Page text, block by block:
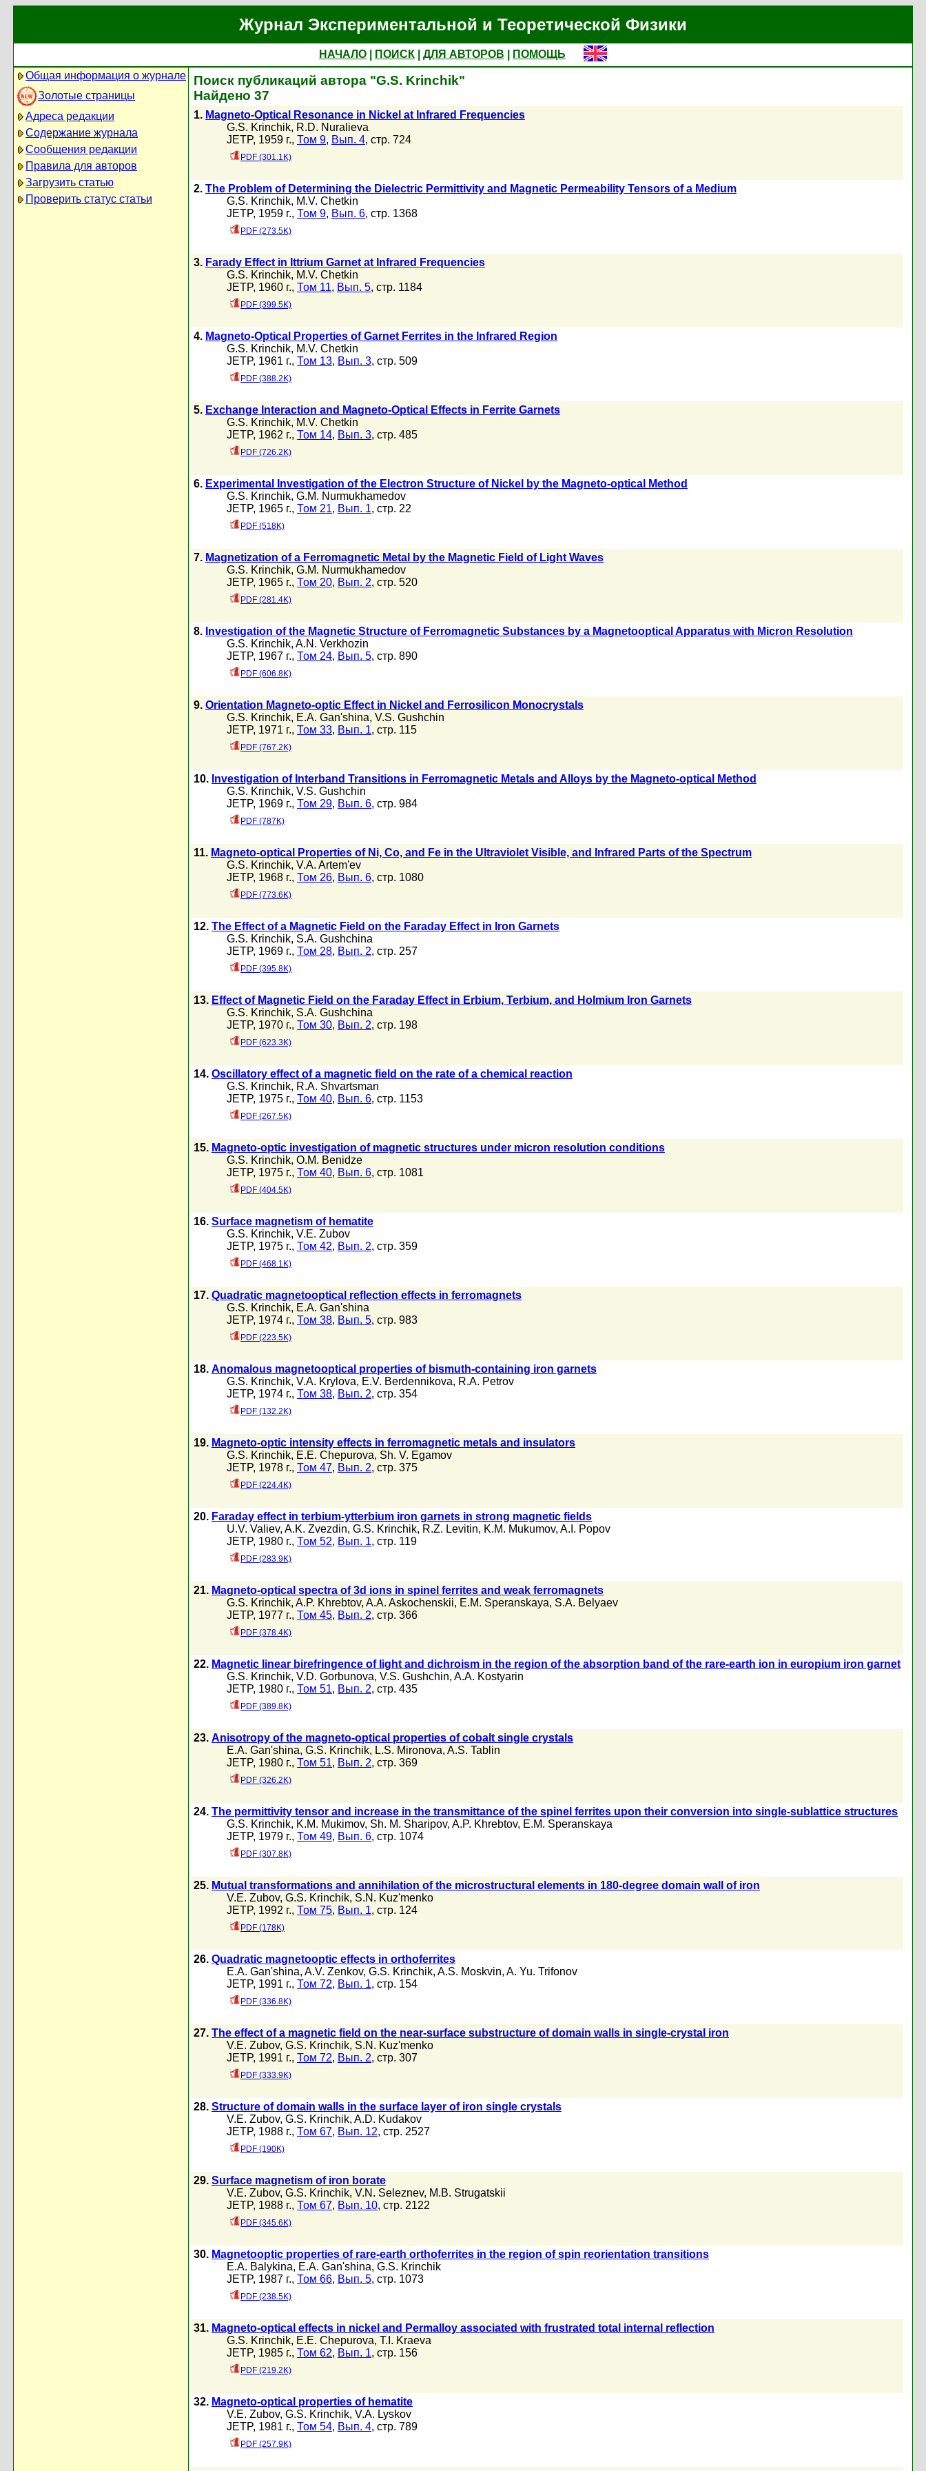
Журнал Экспериментальной и Теоретической Физики
НАЧАЛО ПОИСК ДЛЯ АВТОРОВ
ПОМОЩЬ
Общая информация о журнале
Золотые страницы
Адреса редакции
Содержание журнала
Сообщения редакции
Правила для авторов
Загрузить статью
Проверить статус статьи
Поиск публикаций автора "G.S. Krinchik"
Найдено 37
1. Magneto-Optical Resonance in Nickel at Infrared Frequencies
G.S. Krinchik, R.D. Nuralieva
JETP, 1959 г., Том 9, Вып. 4, стр. 724
PDF (301.1K)
2. The Problem of Determining the Dielectric Permittivity and Magnetic Permeability Tensors of a Medium
G.S. Krinchik, M.V. Chetkin
JETP, 1959 г., Том 9, Вып. 6, стр. 1368
PDF (273.5K)
3. Farady Effect in Ittrium Garnet at Infrared Frequencies
G.S. Krinchik, M.V. Chetkin
JETP, 1960 г., Том 11, Вып. 5, стр. 1184
PDF (399.5K)
4. Magneto-Optical Properties of Garnet Ferrites in the Infrared Region
G.S. Krinchik, M.V. Chetkin
JETP, 1961 г., Том 13, Вып. 3, стр. 509
PDF (388.2K)
5. Exchange Interaction and Magneto-Optical Effects in Ferrite Garnets
G.S. Krinchik, M.V. Chetkin
JETP, 1962 г., Том 14, Вып. 3, стр. 485
PDF (726.2K)
6. Experimental Investigation of the Electron Structure of Nickel by the Magneto-optical Method
G.S. Krinchik, G.M. Nurmukhamedov
JETP, 1965 г., Том 21, Вып. 1, стр. 22
PDF (518K)
7. Magnetization of a Ferromagnetic Metal by the Magnetic Field of Light Waves
G.S. Krinchik, G.M. Nurmukhamedov
JETP, 1965 г., Том 20, Вып. 2, стр. 520
PDF (281.4K)
8. Investigation of the Magnetic Structure of Ferromagnetic Substances by a Magnetooptical Apparatus with Micron Resolution
G.S. Krinchik, A.N. Verkhozin
JETP, 1967 г., Том 24, Вып. 5, стр. 890
PDF (606.8K)
9. Orientation Magneto-optic Effect in Nickel and Ferrosilicon Monocrystals
G.S. Krinchik, E.A. Gan'shina, V.S. Gushchin
JETP, 1971 г., Том 33, Вып. 1, стр. 115
PDF (767.2K)
10. Investigation of Interband Transitions in Ferromagnetic Metals and Alloys by the Magneto-optical Method
G.S. Krinchik, V.S. Gushchin
JETP, 1969 г., Том 29, Вып. 6, стр. 984
PDF (787K)
11. Magneto-optical Properties of Ni, Co, and Fe in the Ultraviolet Visible, and Infrared Parts of the Spectrum
G.S. Krinchik, V.A. Artem'ev
JETP, 1968 г., Том 26, Вып. 6, стр. 1080
PDF (773.6K)
12. The Effect of a Magnetic Field on the Faraday Effect in Iron Garnets
G.S. Krinchik, S.A. Gushchina
JETP, 1969 г., Том 28, Вып. 2, стр. 257
PDF (395.8K)
13. Effect of Magnetic Field on the Faraday Effect in Erbium, Terbium, and Holmium Iron Garnets
G.S. Krinchik, S.A. Gushchina
JETP, 1970 г., Том 30, Вып. 2, стр. 198
PDF (623.3K)
14. Oscillatory effect of a magnetic field on the rate of a chemical reaction
G.S. Krinchik, R.A. Shvartsman
JETP, 1975 г., Том 40, Вып. 6, стр. 1153
PDF (267.5K)
15. Magneto-optic investigation of magnetic structures under micron resolution conditions
G.S. Krinchik, O.M. Benidze
JETP, 1975 г., Том 40, Вып. 6, стр. 1081
PDF (404.5K)
16. Surface magnetism of hematite
G.S. Krinchik, V.E. Zubov
JETP, 1975 г., Том 42, Вып. 2, стр. 359
PDF (468.1K)
17. Quadratic magnetooptical reflection effects in ferromagnets
G.S. Krinchik, E.A. Gan'shina
JETP, 1974 г., Том 38, Вып. 5, стр. 983
PDF (223.5K)
18. Anomalous magnetooptical properties of bismuth-containing iron garnets
G.S. Krinchik, V.A. Krylova, E.V. Berdennikova, R.A. Petrov
JETP, 1974 г., Том 38, Вып. 2, стр. 354
PDF (132.2K)
19. Magneto-optic intensity effects in ferromagnetic metals and insulators
G.S. Krinchik, E.E. Chepurova, Sh. V. Egamov
JETP, 1978 г., Том 47, Вып. 2, стр. 375
PDF (224.4K)
20. Faraday effect in terbium-ytterbium iron garnets in strong magnetic fields
U.V. Valiev, A.K. Zvezdin, G.S. Krinchik, R.Z. Levitin, K.M. Mukumov, A.I. Popov
JETP, 1980 г., Том 52, Вып. 1, стр. 119
PDF (283.9K)
21. Magneto-optical spectra of 3d ions in spinel ferrites and weak ferromagnets
G.S. Krinchik, A.P. Khrebtov, A.A. Askochenskii, E.M. Speranskaya, S.A. Belyaev
JETP, 1977 г., Том 45, Вып. 2, стр. 366
PDF (378.4K)
22. Magnetic Iinear birefringence of light and dichroism in the region of the absorption band of the rare-earth ion in europium iron garnet
G.S. Krinchik, V.D. Gorbunova, V.S. Gushchin, A.A. Kostyarin
JETP, 1980 г., Том 51, Вып. 2, стр. 435
PDF (389.8K)
23. Anisotropy of the magneto-optical properties of cobalt single crystals
E.A. Gan'shina, G.S. Krinchik, L.S. Mironova, A.S. Tablin
JETP, 1980 г., Том 51, Вып. 2, стр. 369
PDF (326.2K)
24. The permittivity tensor and increase in the transmittance of the spinel ferrites upon their conversion into single-sublattice structures
G.S. Krinchik, K.M. Mukimov, Sh. M. Sharipov, A.P. Khrebtov, E.M. Speranskaya
JETP, 1979 г., Том 49, Вып. 6, стр. 1074
PDF (307.8K)
25. Mutual transformations and annihilation of the microstructural elements in 180-degree domain wall of iron
V.E. Zubov, G.S. Krinchik, S.N. Kuz'menko
JETP, 1992 г., Том 75, Вып. 1, стр. 124
PDF (178K)
26. Quadratic magnetooptic effects in orthoferrites
E.A. Gan'shina, A.V. Zenkov, G.S. Krinchik, A.S. Moskvin, A. Yu. Trifonov
JETP, 1991 г., Том 72, Вып. 1, стр. 154
PDF (336.8K)
27. The effect of a magnetic field on the near-surface substructure of domain walls in single-crystal iron
V.E. Zubov, G.S. Krinchik, S.N. Kuz'menko
JETP, 1991 г., Том 72, Вып. 2, стр. 307
PDF (333.9K)
28. Structure of domain walls in the surface layer of iron single crystals
V.E. Zubov, G.S. Krinchik, A.D. Kudakov
JETP, 1988 г., Том 67, Вып. 12, стр. 2527
PDF (190K)
29. Surface magnetism of iron borate
V.E. Zubov, G.S. Krinchik, V.N. Seleznev, M.B. Strugatskii
JETP, 1988 г., Том 67, Вып. 10, стр. 2122
PDF (345.6K)
30. Magnetooptic properties of rare-earth orthoferrites in the region of spin reorientation transitions
E.A. Balykina, E.A. Gan'shina, G.S. Krinchik
JETP, 1987 г., Том 66, Вып. 5, стр. 1073
PDF (238.5K)
31. Magneto-optical effects in nickel and Permalloy associated with frustrated total internal reflection
G.S. Krinchik, E.E. Chepurova, T.I. Kraeva
JETP, 1985 г., Том 62, Вып. 1, стр. 156
PDF (219.2K)
32. Magneto-optical properties of hematite
V.E. Zubov, G.S. Krinchik, V.A. Lyskov
JETP, 1981 г., Том 54, Вып. 4, стр. 789
PDF (257.9K)